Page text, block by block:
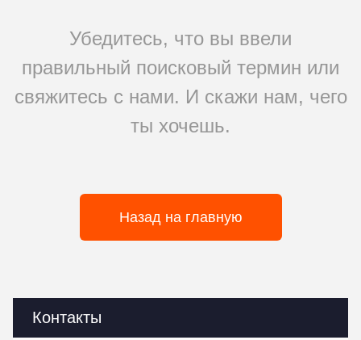
Контакты
Убедитесь, что вы ввели
правильный поисковый термин или
свяжитесь с нами. И скажи нам, чего
ты хочешь.
Назад на главную